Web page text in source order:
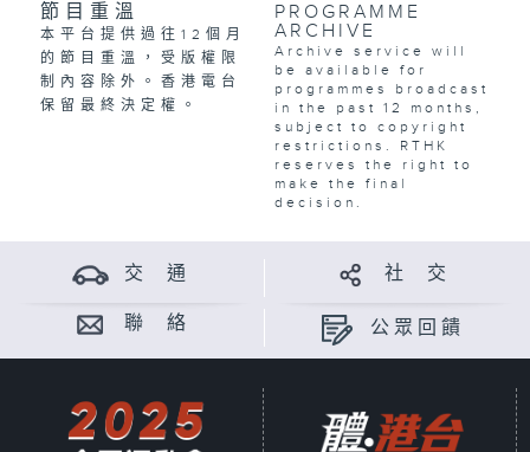
節目重溫
本平台提供過往12個月
的節目重溫，受版權限
制內容除外。香港電台
保留最終決定權。
PROGRAMME
ARCHIVE
Archive service will
be available for
programmes broadcast
in the past 12 months,
subject to copyright
restrictions. RTHK
reserves the right to
make the final
decision.
交 通 社 交
聯 絡 公眾回饋